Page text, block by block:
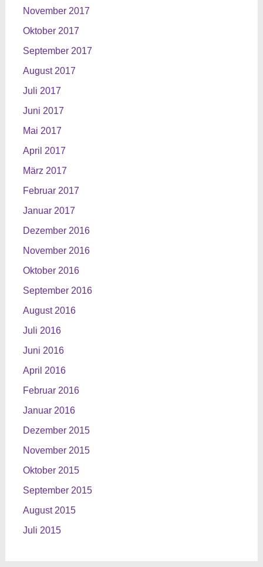
November 2017
Oktober 2017
September 2017
August 2017
Juli 2017
Juni 2017
Mai 2017
April 2017
März 2017
Februar 2017
Januar 2017
Dezember 2016
November 2016
Oktober 2016
September 2016
August 2016
Juli 2016
Juni 2016
April 2016
Februar 2016
Januar 2016
Dezember 2015
November 2015
Oktober 2015
September 2015
August 2015
Juli 2015